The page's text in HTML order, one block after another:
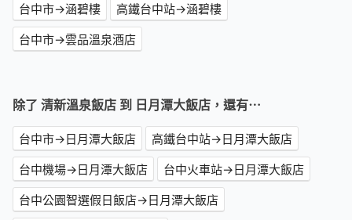
台中市→涵碧樓
高鐵台中站→涵碧樓
台中市→雲品溫泉酒店
除了 清新溫泉飯店 到 日月潭大飯店，還有⋯
台中市→日月潭大飯店
高鐵台中站→日月潭大飯店
台中機場→日月潭大飯店
台中火車站→日月潭大飯店
台中公園智選假日飯店→日月潭大飯店